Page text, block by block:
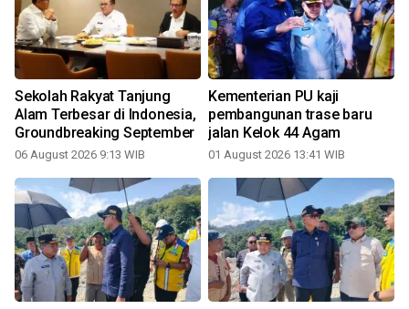
Sekolah Rakyat Tanjung
Alam Terbesar di Indonesia,
Groundbreaking September
06 August 2026 9:13 WIB
Kementerian PU kaji
pembangunan trase baru
jalan Kelok 44 Agam
01 August 2026 13:41 WIB